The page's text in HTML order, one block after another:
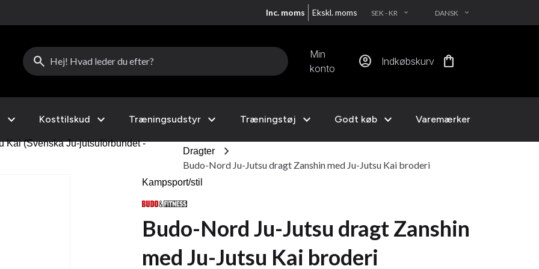
Inc. moms Ekskl. moms SEK - KR EXPAND_MORE DANSK EXPAND_MORE
search
Min
konto
account_circle Indkøbskurv shopping_bag
expand_more Kosttilskud expand_more Træningsudstyr expand_more Træningstøj expand_more Godt køb expand_more Varemærker
Kai (Svenska Ju-jutsuförbundet -
Dragter chevron_right
Budo-Nord Ju-Jutsu dragt Zanshin med Ju-Jutsu Kai broderi
Kampsport/stil
Budo-Nord Ju-Jutsu dragt Zanshin
med Ju-Jutsu Kai broderi